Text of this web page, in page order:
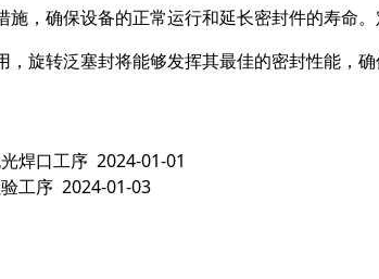
，确保设备的正常运行和延长密封件的寿命
旋转泛塞封将能够发挥其最佳的密封性能，确
焊口工序 2024-01-01
工序 2024-01-03